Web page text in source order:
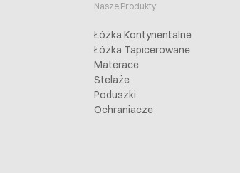
Nasze Produkty
Łóżka Kontynentalne
Łóżka Tapicerowane
Materace
Stelaże
Poduszki
Ochraniacze